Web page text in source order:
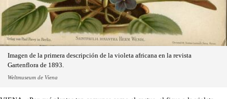
Imagen de la primera descripción de la violeta africana en la revista
Gartenflora de 1893.
Weltmuseum de Viena